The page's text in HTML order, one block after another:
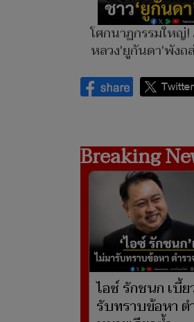
โศกนาฏกรรมใหญ่!
หลวง'ยูกันดา'พังถ
Breaking
ไอซ์ รักชนก เบี้
รับทราบข้อหา ต